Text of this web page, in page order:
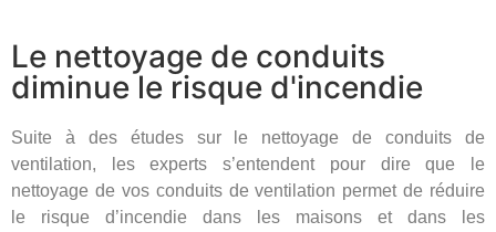
Le nettoyage de conduits
diminue le risque d'incendie
Suite à des études sur le nettoyage de conduits de
ventilation, les experts s’entendent pour dire que le
nettoyage de vos conduits de ventilation permet de réduire
le risque d’incendie dans les maisons et dans les